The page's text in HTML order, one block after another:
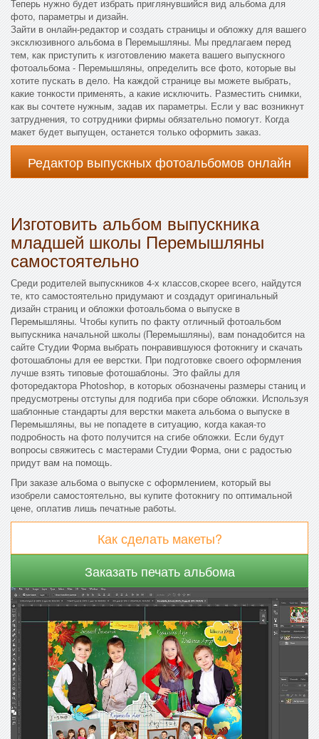
Теперь нужно будет избрать приглянувшийся вид альбома для
фото, параметры и дизайн.
Зайти в онлайн-редактор и создать страницы и обложку для вашего
эксклюзивного альбома в Перемышляны. Мы предлагаем перед
тем, как приступить к изготовлению макета вашего выпускного
фотоальбома - Перемышляны, определить все фото, которые вы
хотите пускать в дело. На каждой странице вы можете выбрать,
какие тонкости применять, а какие исключить. Разместить снимки,
как вы сочтете нужным, задав их параметры. Если у вас возникнут
затруднения, то сотрудники фирмы обязательно помогут. Когда
макет будет выпущен, останется только оформить заказ.
Редактор выпускных фотоальбомов онлайн
Изготовить альбом выпускника
младшей школы Перемышляны
самостоятельно
Среди родителей выпускников 4-х классов,скорее всего, найдутся
те, кто самостоятельно придумают и создадут оригинальный
дизайн страниц и обложки фотоальбома о выпуске в
Перемышляны. Чтобы купить по факту отличный фотоальбом
выпускника начальной школы (Перемышляны), вам понадобится на
сайте Студии Форма выбрать понравившуюся фотокнигу и скачать
фотошаблоны для ее верстки. При подготовке своего оформления
лучше взять типовые фотошаблоны. Это файлы для
фоторедактора Photoshop, в которых обозначены размеры станиц и
предусмотрены отступы для подгиба при сборе обложки. Используя
шаблонные стандарты для верстки макета альбома о выпуске в
Перемышляны, вы не попадете в ситуацию, когда какая-то
подробность на фото получится на сгибе обложки. Если будут
вопросы свяжитесь с мастерами Студии Форма, они с радостью
придут вам на помощь.
При заказе альбома о выпуске с оформлением, который вы
изобрели самостоятельно, вы купите фотокнигу по оптимальной
цене, оплатив лишь печатные работы.
Как сделать макеты?
Заказать печать альбома